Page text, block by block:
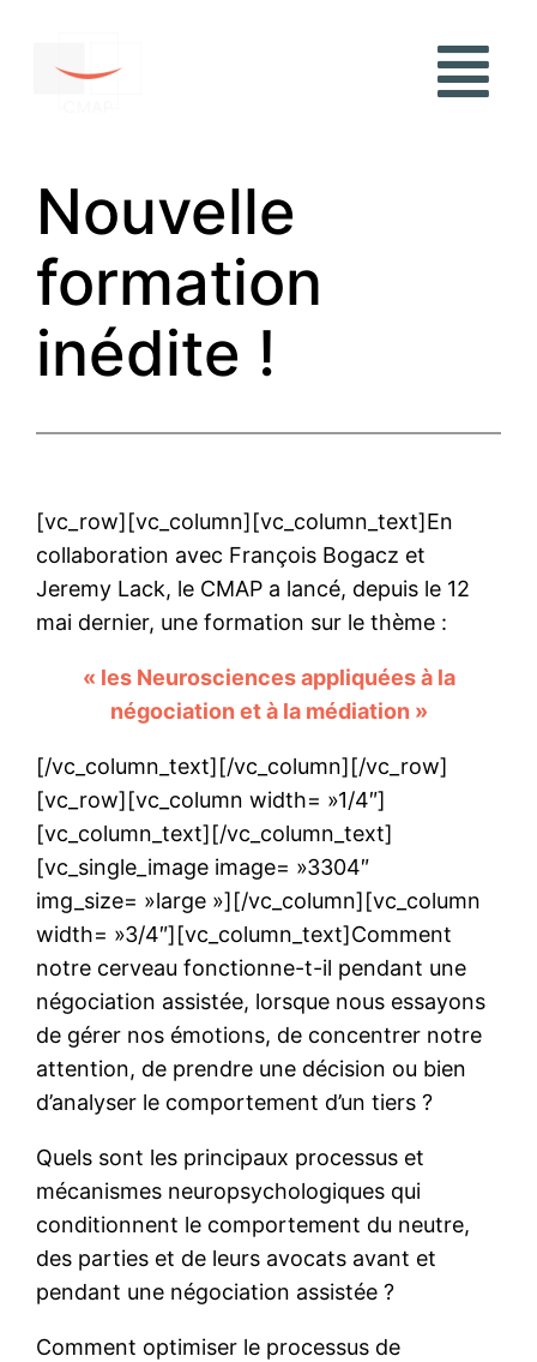
Nouvelle
formation
inédite !
[vc_row][vc_column][vc_column_text]En
collaboration avec François Bogacz et
Jeremy Lack, le CMAP a lancé, depuis le 12
mai dernier, une formation sur le thème :
« les Neurosciences appliquées à la
négociation et à la médiation »
[/vc_column_text][/vc_column][/vc_row]
[vc_row][vc_column width= »1/4″]
[vc_column_text][/vc_column_text]
[vc_single_image image= »3304″
img_size= »large »][/vc_column][vc_column
width= »3/4″][vc_column_text]Comment
notre cerveau fonctionne-t-il pendant une
négociation assistée, lorsque nous essayons
de gérer nos émotions, de concentrer notre
attention, de prendre une décision ou bien
d’analyser le comportement d’un tiers ?
Quels sont les principaux processus et
mécanismes neuropsychologiques qui
conditionnent le comportement du neutre,
des parties et de leurs avocats avant et
pendant une négociation assistée ?
Comment optimiser le processus de